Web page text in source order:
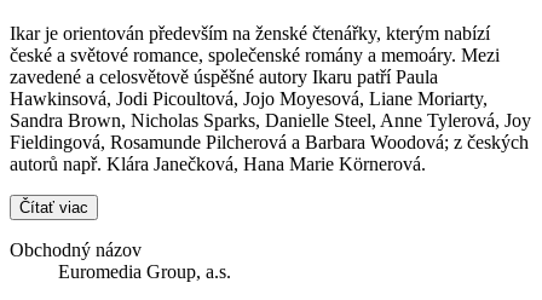
Ikar je orientován především na ženské čtenářky, kterým nabízí
české a světové romance, společenské romány a memoáry. Mezi
zavedené a celosvětově úspěšné autory Ikaru patří Paula
Hawkinsová, Jodi Picoultová, Jojo Moyesová, Liane Moriarty,
Sandra Brown, Nicholas Sparks, Danielle Steel, Anne Tylerová, Joy
Fieldingová, Rosamunde Pilcherová a Barbara Woodová; z českých
autorů např. Klára Janečková, Hana Marie Körnerová.
Čítať viac
Obchodný názov
Euromedia Group, a.s.